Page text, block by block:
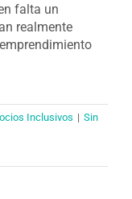
falta un
realmente
Inclusivos | Sin